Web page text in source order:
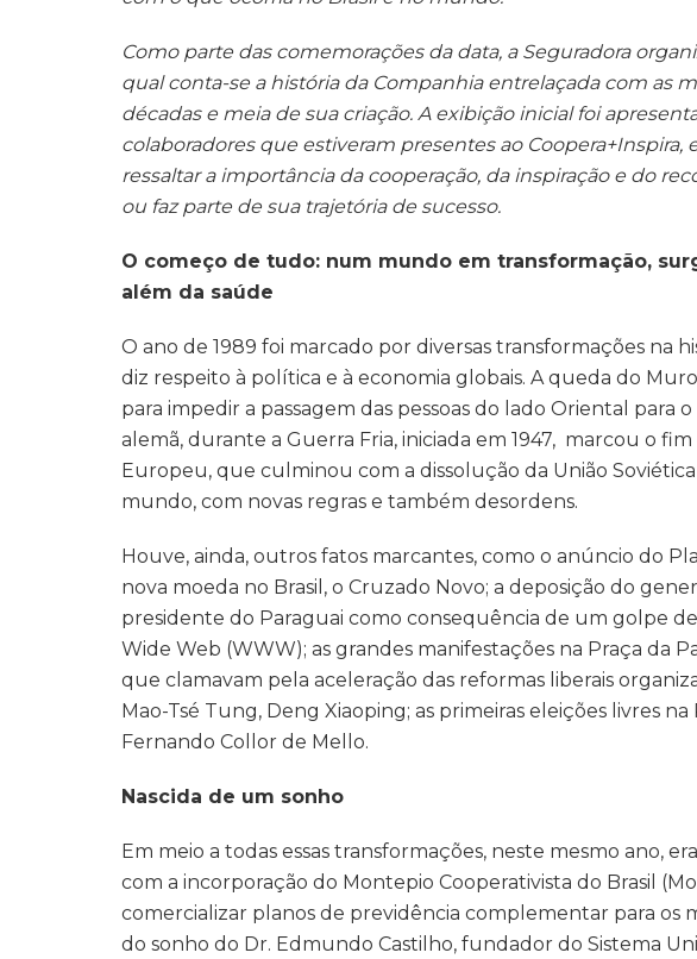
Como parte das comemorações da data, a Seguradora
qual conta-se a história da Companhia entrelaçada com as
décadas e meia de sua criação. A exibição inicial foi
colaboradores que estiveram presentes ao
ressaltar a importância da cooperação, da inspiração e do
ou faz parte de sua trajetória de sucesso.
O começo de tudo: num mundo em transformação,
além da saúde
O ano de 1989 foi marcado por diversas transformações na
diz respeito à política e à economia globais. A queda do
para impedir a passagem das pessoas do lado Oriental para
alemã, durante a Guerra Fria, iniciada em 1947, marcou o
Europeu, que culminou com a dissolução da União
mundo, com novas regras e também desordens.
Houve, ainda, outros fatos marcantes, como o anúncio do
nova moeda no Brasil, o Cruzado Novo; a deposição do
presidente do Paraguai como consequência de um golpe
Wide Web (WWW); as grandes manifestações na Praça da
que clamavam pela aceleração das reformas liberais
Mao-Tsé Tung, Deng Xiaoping; as primeiras eleições livres
Fernando Collor de Mello.
Nascida de um sonho
Em meio a todas essas transformações, neste mesmo ano,
com a incorporação do Montepio Cooperativista do Brasil
comercializar planos de previdência complementar para os
do sonho do Dr. Edmundo Castilho, fundador do Sistema